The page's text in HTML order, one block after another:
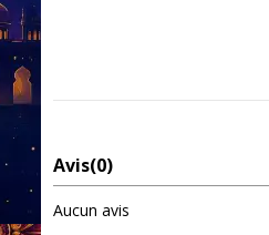
Avis(0)
Aucun avis